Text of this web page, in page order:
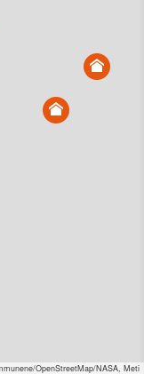
eller flomfare i
mottatte data etter
OpenStreetMap/NASA, Meti